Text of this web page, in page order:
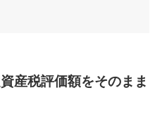
産税評価額をそのまま